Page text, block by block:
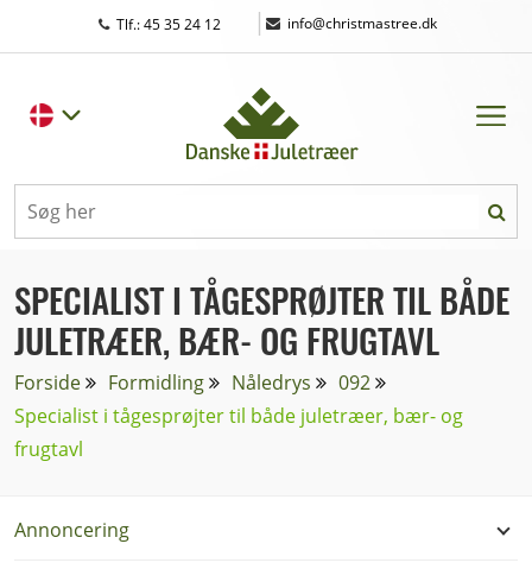
Tlf.: 45 35 24 12 | info@christmastree.dk
SPECIALIST I TÅGESPRØJTER TIL BÅDE
JULETRÆER, BÆR- OG FRUGTAVL
Forside Formidling Nåledrys
092
Specialist i tågesprøjter til både juletræer, bær- og
frugtavl
Annoncering